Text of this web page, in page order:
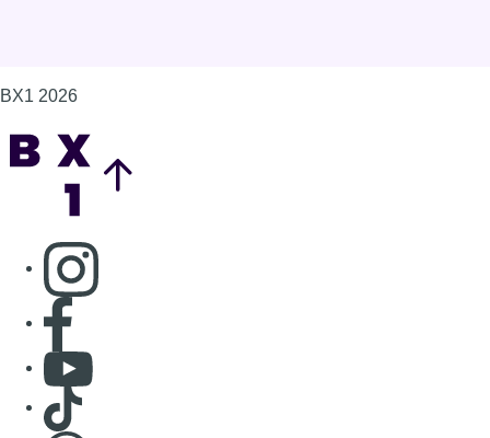
BX1 2026
Consulter page Instagram
Consulter page Facebook
Consulter Youtube
Consulter TikTok